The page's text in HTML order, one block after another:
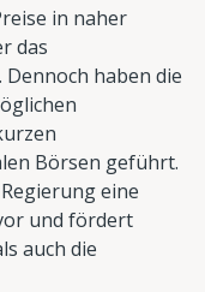
in naher
das
haben die
Börsen geführt.
eine
und fördert
auch die